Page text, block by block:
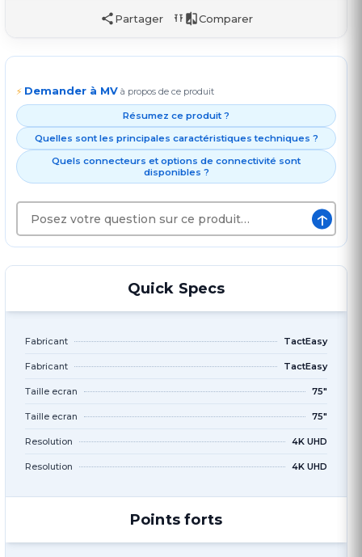
Partager Comparer
⚡ Demander à MV à propos de ce produit
Résumez ce produit ?
Quelles sont les principales caractéristiques techniques ?
Quels connecteurs et options de connectivité sont
disponibles ?
↑
Quick Specs
Fabricant TactEasy
Fabricant TactEasy
Taille ecran 75"
Taille ecran 75"
Resolution 4K UHD
Resolution 4K UHD
Points forts